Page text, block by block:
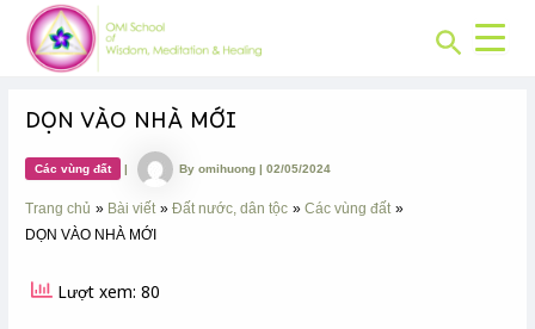
content
Search
DỌN VÀO NHÀ MỚI
Các vùng đất | Byomihuong|02/05/2024
Trang chủ Bài viết Đất nước, dân tộc
Các vùng đất
DỌN VÀO NHÀ MỚI
Lượt xem: 80
Post
navigation
CHUYÊN
MỤC: